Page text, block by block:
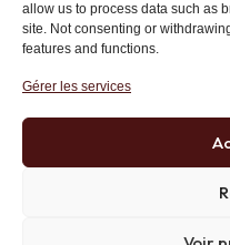
allow us to process data such as
site. Not consenting or
features and functions.
Gérer les servicesInstitut
+33 (0)1 71 20